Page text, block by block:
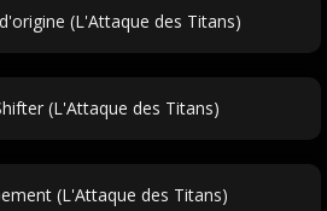
(L'Attaque des Titans)
(L'Attaque des Titans)
(L'Attaque des Titans)